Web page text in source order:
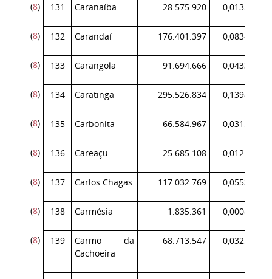
(8) 131 Caranaíba 28.575.920 0,013525
(8) 132 Carandaí 176.401.397 0,083490
(8) 133 Carangola 91.694.666 0,043399
(8) 134 Caratinga 295.526.834 0,139872
(8) 135 Carbonita 66.584.967 0,031514
(8) 136 Careaçu 25.685.108 0,012157
(8) 137 Carlos Chagas 117.032.769 0,055391
(8) 138 Carmésia 1.835.361 0,000869
(8) 139
Carmo da
Cachoeira
68.713.547 0,032522